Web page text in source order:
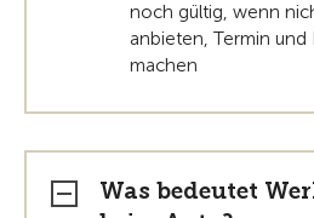
noch gültig, wenn
anbieten, Termin und
machen
Was bedeutet